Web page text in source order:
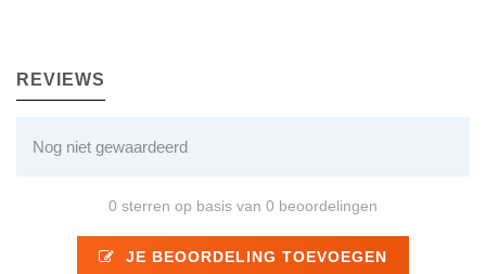
REVIEWS
Nog niet gewaardeerd
0 sterren op basis van 0 beoordelingen
JE BEOORDELING TOEVOEGEN